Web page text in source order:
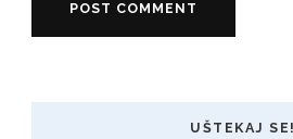
UŠTEKAJ SE!